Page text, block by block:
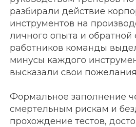
разбирали действие
инструментов на
личного опыта и обратной
работников команды
минусы каждого
высказали свои
Формальное заполнение
смертельным рискам и
прохождение тестов,